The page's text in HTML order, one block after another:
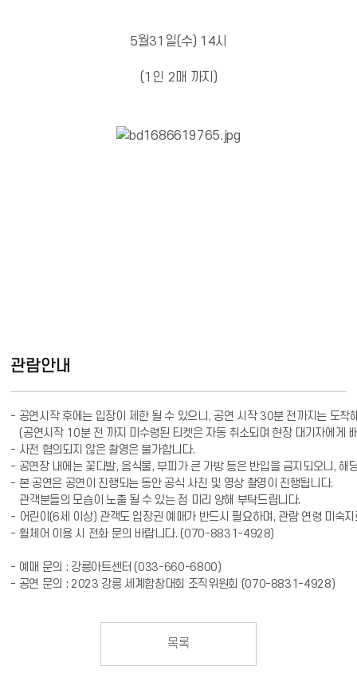
5월31일(수) 14시
(1인 2매 까지)
관람안내
- 공연시작 후에는 입장이 제한 될 수 있으니, 공연 시작 30분 전까지는 도착
(공연시작 10분 전 까지 미수령된 티켓은 자동 취소되며 현장 대기자에게
- 사전 협의되지 않은 촬영은 불가합니다.
- 공연장 내에는 꽃다발, 음식물, 부피가 큰 가방 등은 반입을 금지되오니, 해
- 본 공연은 공연이 진행되는 동안 공식 사진 및 영상 촬영이 진행됩니다.
   관객분들의 모습이 노출 될 수 있는 점 미리 양해 부탁드립니다.
- 어린이(6세 이상) 관객도 입장권 예매가 반드시 필요하며, 관람 연령 미숙
- 휠체어 이용 시 전화 문의 바랍니다. (070-8831-4928)
- 예매 문의 : 강릉아트센터 (033-660-6800)
- 공연 문의 : 2023 강릉 세계합창대회 조직위원회 (070-8831-4928)
목록